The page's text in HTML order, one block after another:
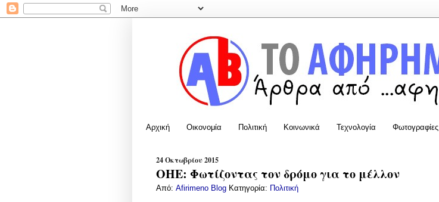
Αρχική Οικονομία Πολιτική Κοινωνικά Τεχνολογία Φωτογραφίες
24 Οκτωβρίου 2015
ΟΗΕ: Φωτίζοντας τον δρόμο για το μέλλον
Από: Afirimeno Blog Κατηγορία: Πολιτική